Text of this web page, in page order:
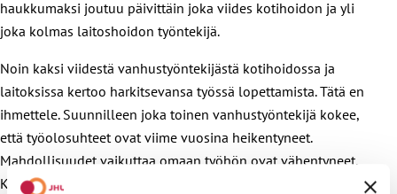
haukkumaksi joutuu päivittäin joka viides kotihoidon ja yli
joka kolmas laitoshoidon työntekijä.
Noin kaksi viidestä vanhustyöntekijästä kotihoidossa ja
laitoksissa kertoo harkitsevansa työssä lopettamista. Tätä en
ihmettele. Suunnilleen joka toinen vanhustyöntekijä kokee,
että työolosuhteet ovat viime vuosina heikentyneet.
Mahdollisuudet vaikuttaa omaan työhön ovat vähentyneet.
Kontrollin ja valvonnan koetaan sen sijaan lisääntyneen,